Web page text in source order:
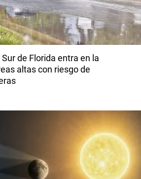
Sur de Florida entra en la
altas con riesgo de